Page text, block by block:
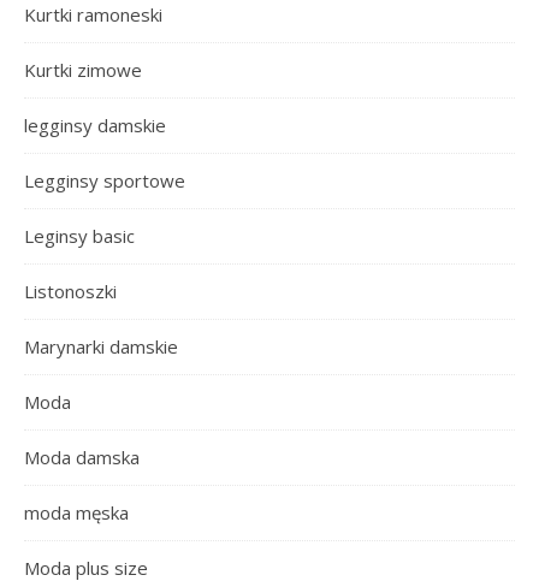
Kurtki ramoneski
Kurtki zimowe
legginsy damskie
Legginsy sportowe
Leginsy basic
Listonoszki
Marynarki damskie
Moda
Moda damska
moda męska
Moda plus size